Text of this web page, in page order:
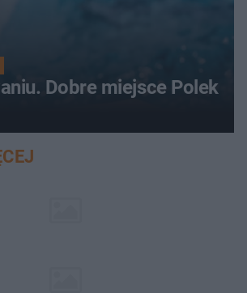
Dobre miejsce Polek